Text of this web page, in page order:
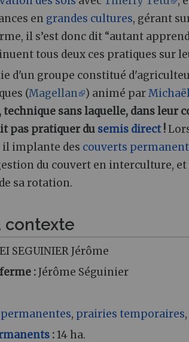
en grandes cultures, gérant
il s’est donc dit “autant
tous deux ces pratiques sur
d'un groupe constitué
(Magellan ) animé par
, technique sans laquelle, dans leur
pas pratiquer du semis direct!
implante des couverts
du couvert en interculture,
sa rotation.
contexte
EI SEGUINIER Jérôme
:Jérôme Séguinier
, prairies temporaires,
:14 ha.